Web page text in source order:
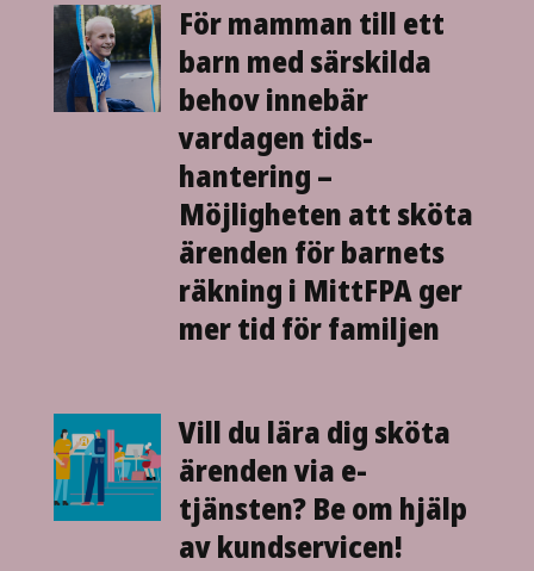
För mamman till ett
barn med särskilda
behov innebär
vardagen tids­
hantering –
Möjligheten att sköta
ärenden för barnets
räkning i MittFPA ger
mer tid för familjen
Vill du lära dig sköta
ärenden via e-
tjänsten? Be om hjälp
av kundservicen!